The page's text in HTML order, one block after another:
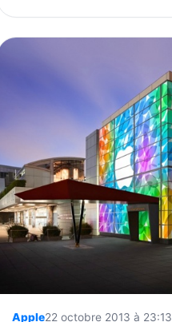
Apple22 octobre 2013 à 23:13